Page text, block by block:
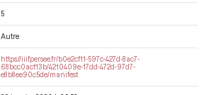
5
Autre
https://iiif.persee.fr/b0e2cf11-597c-427d-8ac7-
68bcc0acf13b/4210409e-17dd-472d-97d7-
e8b8ee90c5de/manifest